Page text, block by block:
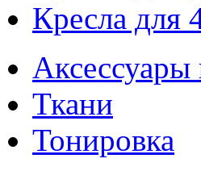
Кресла для
Ткани
Тонировка